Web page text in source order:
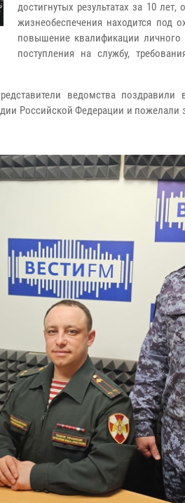
достигнутых результатах за 10
жизнеобеспечения находится под
повышение квалификации
поступления на службу,
ведомства
Российской Федерации и пожелали